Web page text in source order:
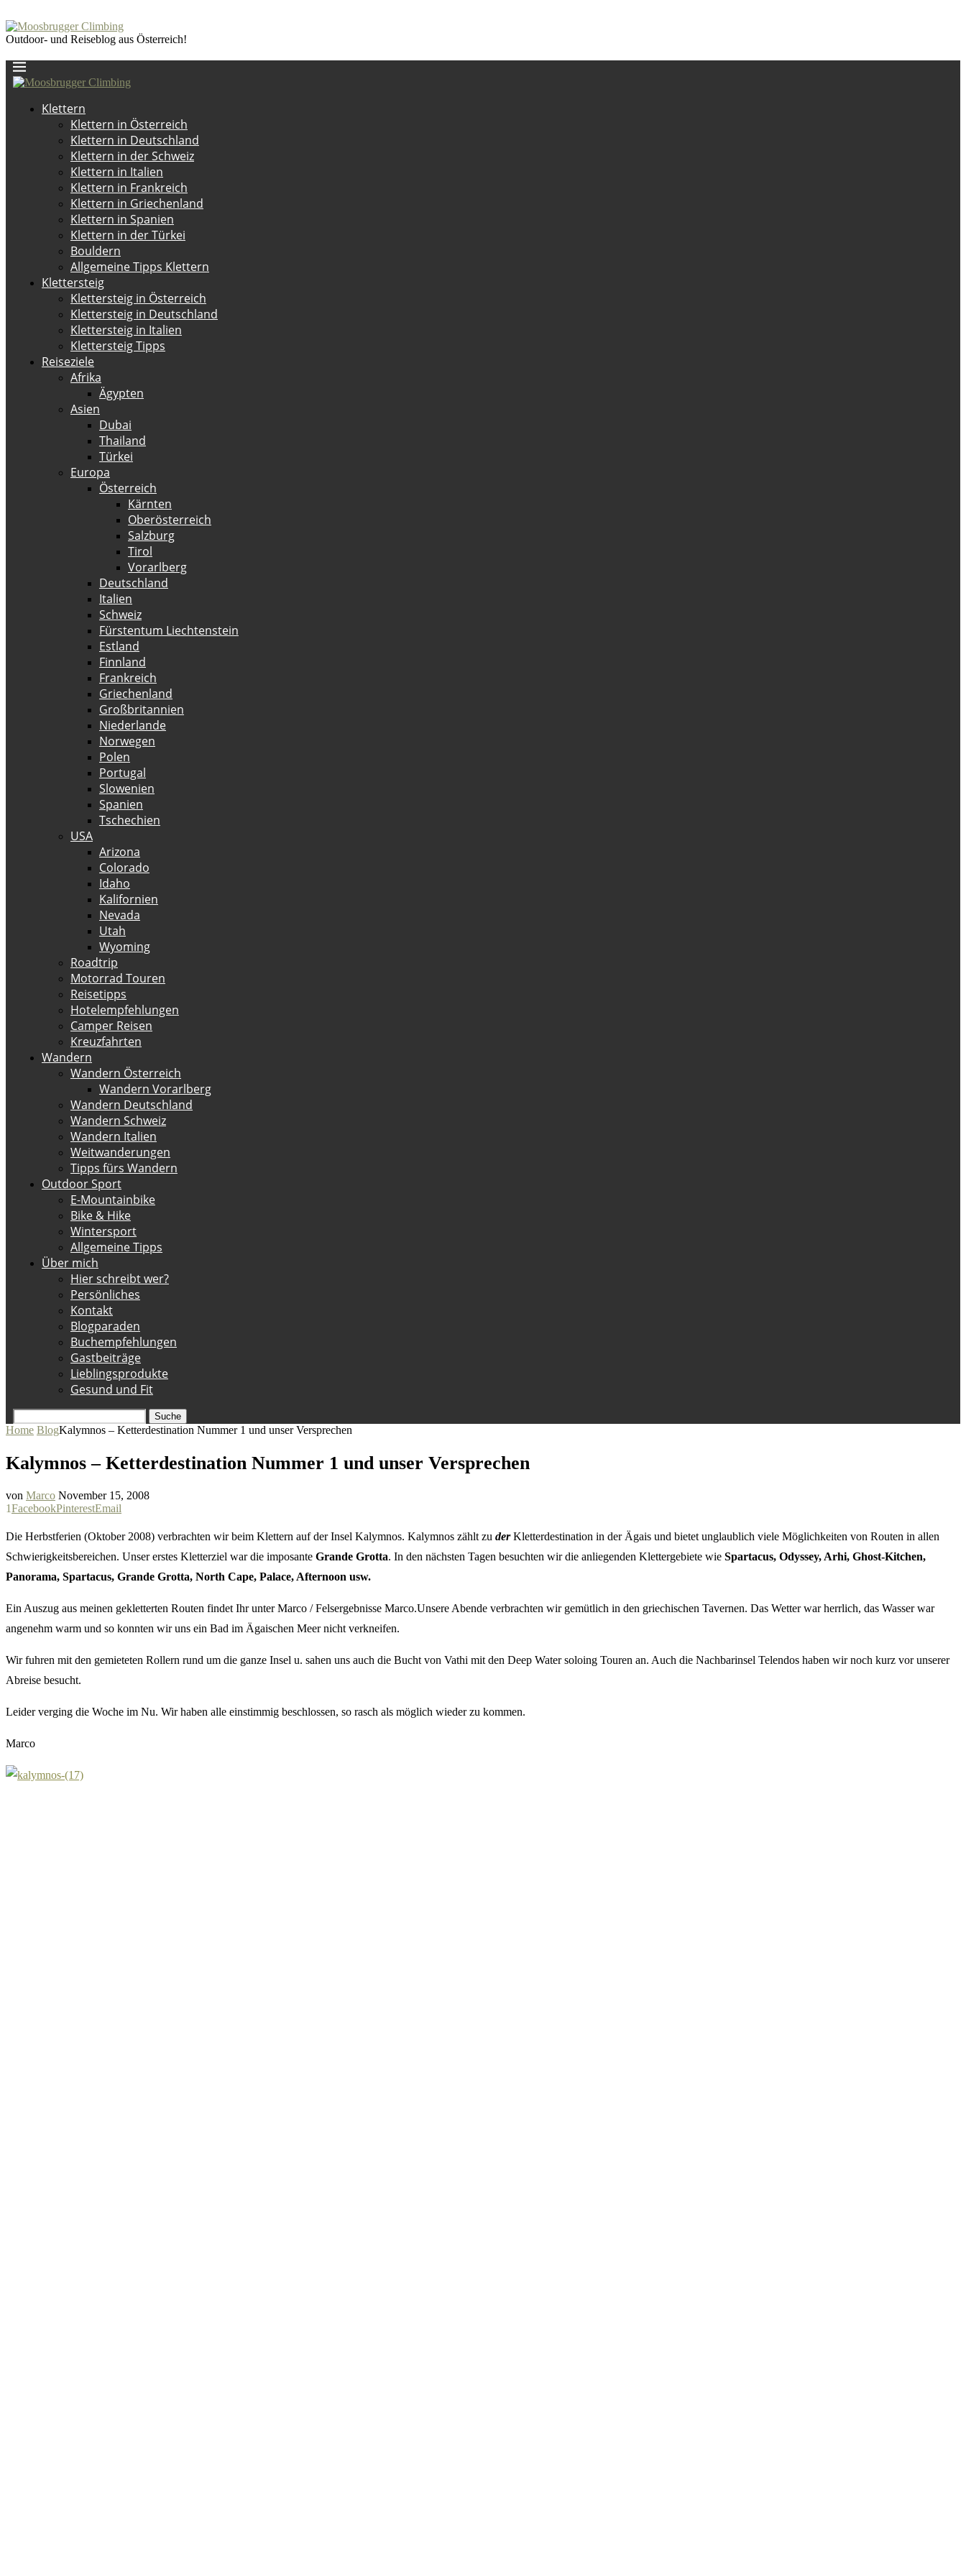
Outdoor- und Reiseblog aus Österreich!
Klettern
Klettern in Österreich
Klettern in Deutschland
Klettern in der Schweiz
Klettern in Italien
Klettern in Frankreich
Klettern in Griechenland
Klettern in Spanien
Klettern in der Türkei
Bouldern
Allgemeine Tipps Klettern
Klettersteig
Klettersteig in Österreich
Klettersteig in Deutschland
Klettersteig in Italien
Klettersteig Tipps
Reiseziele
Afrika
Ägypten
Asien
Dubai
Thailand
Türkei
Europa
Österreich
Kärnten
Oberösterreich
Salzburg
Tirol
Vorarlberg
Deutschland
Italien
Schweiz
Fürstentum Liechtenstein
Estland
Finnland
Frankreich
Griechenland
Großbritannien
Niederlande
Norwegen
Polen
Portugal
Slowenien
Spanien
Tschechien
USA
Arizona
Colorado
Idaho
Kalifornien
Nevada
Utah
Wyoming
Roadtrip
Motorrad Touren
Reisetipps
Hotelempfehlungen
Camper Reisen
Kreuzfahrten
Wandern
Wandern Österreich
Wandern Vorarlberg
Wandern Deutschland
Wandern Schweiz
Wandern Italien
Weitwanderungen
Tipps fürs Wandern
Outdoor Sport
E-Mountainbike
Bike & Hike
Wintersport
Allgemeine Tipps
Über mich
Hier schreibt wer?
Persönliches
Kontakt
Blogparaden
Buchempfehlungen
Gastbeiträge
Lieblingsprodukte
Gesund und Fit
Suche
Home BlogKalymnos – Ketterdestination Nummer 1 und unser Versprechen
Kalymnos – Ketterdestination Nummer 1 und unser Versprechen
von Marco November 15, 2008
1FacebookPinterestEmail
Die Herbstferien (Oktober 2008) verbrachten wir beim Klettern auf der Insel Kalymnos. Kalymnos zählt zu der Kletterdestination in der Ägais und bietet unglaublich viele Möglichkeiten von Routen in allen
Schwierigkeitsbereichen. Unser erstes Kletterziel war die imposante Grande Grotta. In den nächsten Tagen besuchten wir die anliegenden Klettergebiete wie Spartacus, Odyssey, Arhi, Ghost-Kitchen,
Panorama, Spartacus, Grande Grotta, North Cape, Palace, Afternoon usw.
Ein Auszug aus meinen gekletterten Routen findet Ihr unter Marco / Felsergebnisse Marco.Unsere Abende verbrachten wir gemütlich in den griechischen Tavernen. Das Wetter war herrlich, das Wasser war
angenehm warm und so konnten wir uns ein Bad im Ägaischen Meer nicht verkneifen.
Wir fuhren mit den gemieteten Rollern rund um die ganze Insel u. sahen uns auch die Bucht von Vathi mit den Deep Water soloing Touren an. Auch die Nachbarinsel Telendos haben wir noch kurz vor unserer
Abreise besucht.
Leider verging die Woche im Nu. Wir haben alle einstimmig beschlossen, so rasch als möglich wieder zu kommen.
Marco